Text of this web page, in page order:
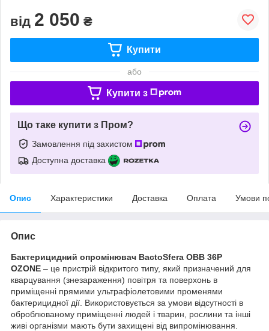
від 2 050 ₴
Купити
або
Купити з
Що таке купити з Пром?
Замовлення під захистом
Доступна доставка
Опис Характеристики Доставка Оплата Умови
Опис
Бактерицидний опромінювач BactoSfera OBB 36P
OZONE – це пристрій відкритого типу, який призначений для
кварцування (знезараження) повітря та поверхонь в
приміщенні прямими ультрафіолетовими променями
бактерицидної дії. Використовується за умови відсутності в
оброблюваному приміщенні людей і тварин, рослини та інші
живі організми мають бути захищені від випромінювання.